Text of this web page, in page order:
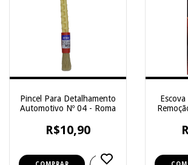
Pincel Para Detalhamento
Automotivo Nº 04 - Roma
R$10,90